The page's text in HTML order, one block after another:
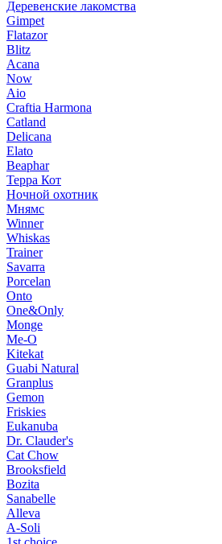
Деревенские лакомства
Gimpet
Flatazor
Blitz
Acana
Now
Aio
Craftia Harmona
Catland
Delicana
Elato
Beaphar
Терра Кот
Ночной охотник
Мнямс
Winner
Whiskas
Trainer
Savarra
Porcelan
Onto
One&Only
Monge
Me-O
Kitekat
Guabi Natural
Granplus
Gemon
Friskies
Eukanuba
Dr. Clauder's
Cat Chow
Brooksfield
Bozita
Sanabelle
Alleva
A-Soli